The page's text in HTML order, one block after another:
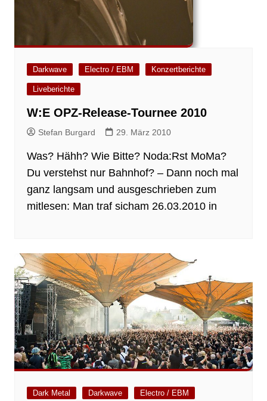
Darkwave Electro / EBM Konzertberichte
Liveberichte
W:E OPZ-Release-Tournee 2010
Stefan Burgard 29. März 2010
Was? Hähh? Wie Bitte? Noda:Rst MoMa?
Du verstehst nur Bahnhof? – Dann noch mal
ganz langsam und ausgeschrieben zum
mitlesen: Man traf sicham 26.03.2010 in
Dark Metal Darkwave Electro / EBM